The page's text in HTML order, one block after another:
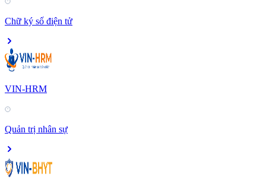
Chữ ký số điện tử
VIN-HRM
Quản trị nhân sự